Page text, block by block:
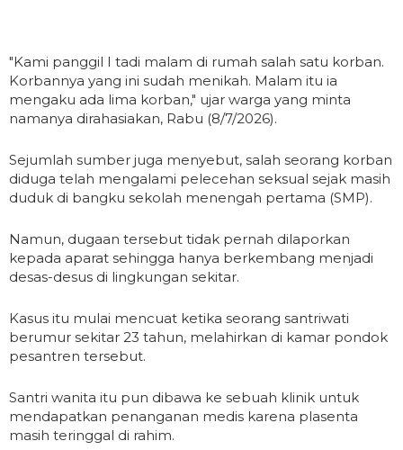
"Kami panggil I tadi malam di rumah salah satu korban.
Korbannya yang ini sudah menikah. Malam itu ia
mengaku ada lima korban," ujar warga yang minta
namanya dirahasiakan, Rabu (8/7/2026).
Sejumlah sumber juga menyebut, salah seorang korban
diduga telah mengalami pelecehan seksual sejak masih
duduk di bangku sekolah menengah pertama (SMP).
Namun, dugaan tersebut tidak pernah dilaporkan
kepada aparat sehingga hanya berkembang menjadi
desas-desus di lingkungan sekitar.
Kasus itu mulai mencuat ketika seorang santriwati
berumur sekitar 23 tahun, melahirkan di kamar pondok
pesantren tersebut.
Santri wanita itu pun dibawa ke sebuah klinik untuk
mendapatkan penanganan medis karena plasenta
masih teringgal di rahim.